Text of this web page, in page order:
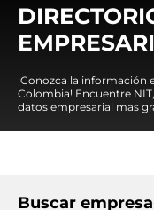
¡Conozca la información
Colombia! Encuentre
datos empresarial mas
Buscar empresa